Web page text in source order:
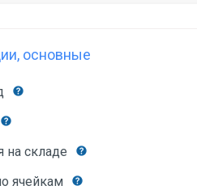
основные
на складе
ячейкам